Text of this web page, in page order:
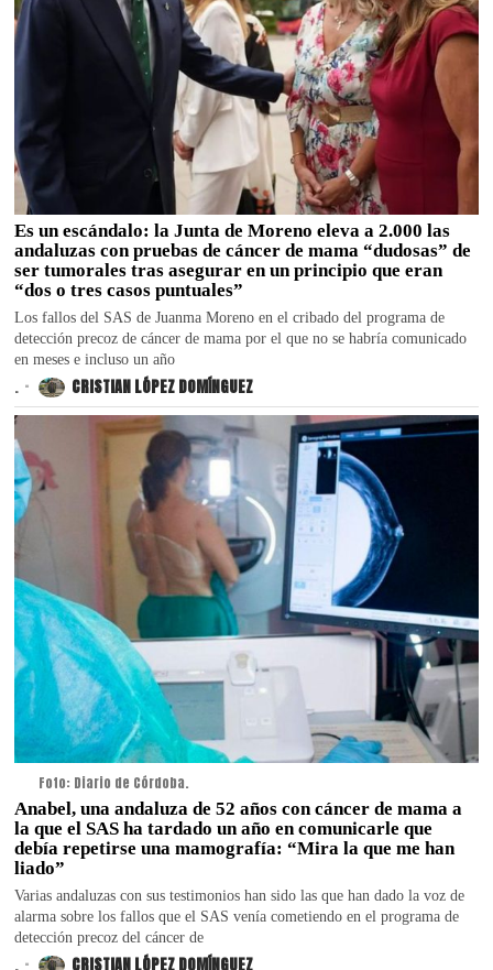
Es un escándalo: la Junta de Moreno eleva a 2.000 las
andaluzas con pruebas de cáncer de mama “dudosas” de
ser tumorales tras asegurar en un principio que eran
“dos o tres casos puntuales”
Los fallos del SAS de Juanma Moreno en el cribado del programa de
detección precoz de cáncer de mama por el que no se habría comunicado
en meses e incluso un año
. CRISTIAN LÓPEZ DOMÍNGUEZ
Foto: Diario de Córdoba.
Anabel, una andaluza de 52 años con cáncer de mama a
la que el SAS ha tardado un año en comunicarle que
debía repetirse una mamografía: “Mira la que me han
liado”
Varias andaluzas con sus testimonios han sido las que han dado la voz de
alarma sobre los fallos que el SAS venía cometiendo en el programa de
detección precoz del cáncer de
. CRISTIAN LÓPEZ DOMÍNGUEZ